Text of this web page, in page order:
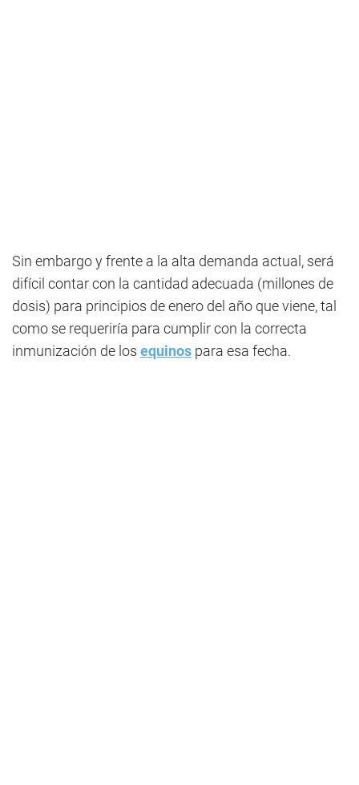
Sin embargo y frente a la alta demanda actual, será
difícil contar con la cantidad adecuada (millones de
dosis) para principios de enero del año que viene, tal
como se requeriría para cumplir con la correcta
inmunización de los equinos para esa fecha.